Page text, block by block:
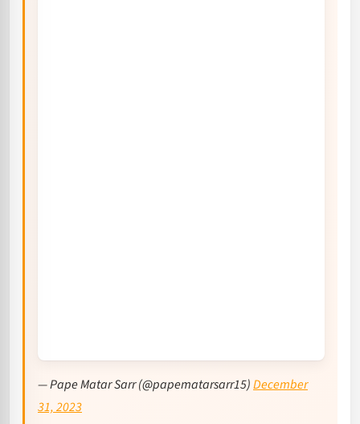
— Pape Matar Sarr (@papematarsarr15)December
31, 2023